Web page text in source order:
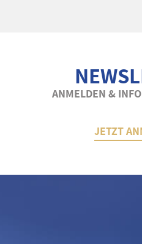
ANMELDEN &
JETZT